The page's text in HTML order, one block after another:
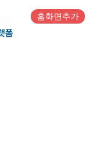
홈화면추가